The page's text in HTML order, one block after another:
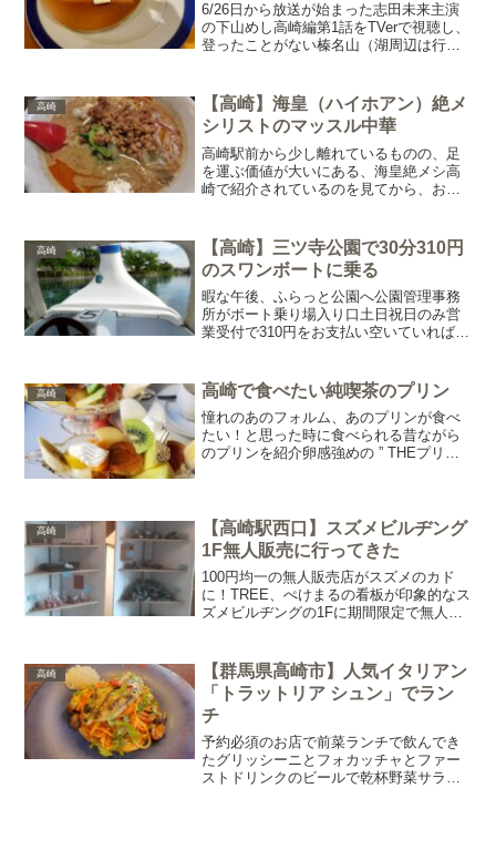
6/26日から放送が始まった志田未来主演
の下山めし高崎編第1話をTVerで視聴し、
登ったことがない榛名山（湖周辺は行っ
ー記事にて"パンケーキは私がいままで食
べてきたパン...
高崎
【高崎】海皇（ハイホアン）絶メ
シリストのマッスル中華
高崎駅前から少し離れているものの、足
を運ぶ価値が大いにある、海皇絶メシ高
崎で紹介されているのを見てから、お店
定期的に食べに行くように（常連ほど通
っていないが）担々麵最初...
高崎
【高崎】三ツ寺公園で30分310円
のスワンボートに乗る
暇な午後、ふらっと公園へ公園管理事務
所がボート乗り場入り口土日祝日のみ営
業受付で310円をお支払い空いていればす
クが出来ないため、湖の端に寄りすぎな
いように注意しながら...
高崎 高崎で食べたい純喫茶のプリン
憧れのあのフォルム、あのプリンが食べ
たい！と思った時に食べられる昔ながら
のプリンを紹介卵感強めの ” THEプリン "
ズ）硬めの...
高崎
【高崎駅西口】スズメビルヂング
1F無人販売に行ってきた
100円均一の無人販売店がスズメのカド
に！TREE、ぺけまるの看板が印象的なス
ズメビルヂングの1Fに期間限定で無人販
格外コーナーには50円のブロッコリーも
あった小...
高崎
【群馬県高崎市】人気イタリアン
「トラットリア シュン」でラン
チ
予約必須のお店で前菜ランチで飲んでき
たグリッシーニとフォカッチャとファー
ストドリンクのビールで乾杯野菜サラダ